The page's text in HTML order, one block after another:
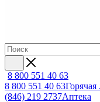
8 800 551 40 63
8 800 551 40 63
(846) 219 2737Аптека